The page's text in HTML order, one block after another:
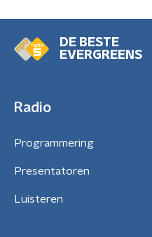
DE BESTE
EVERGREENS
Radio
Programmering
Presentatoren
Luisteren